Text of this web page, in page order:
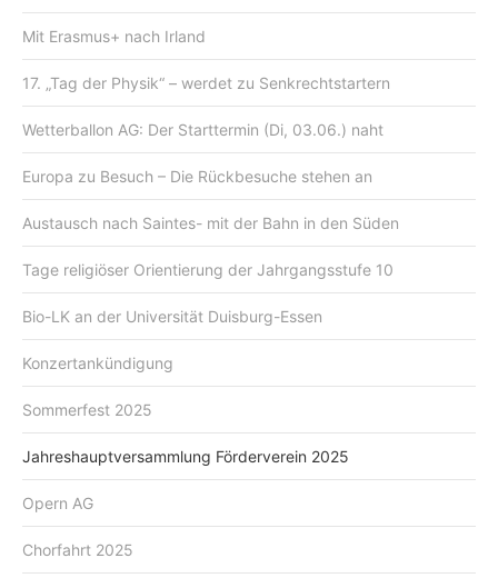
Mit Erasmus+ nach Irland
17. „Tag der Physik“ – werdet zu Senkrechtstartern
Wetterballon AG: Der Starttermin (Di, 03.06.) naht
Europa zu Besuch – Die Rückbesuche stehen an
Austausch nach Saintes- mit der Bahn in den Süden
Tage religiöser Orientierung der Jahrgangsstufe 10
Bio-LK an der Universität Duisburg-Essen
Konzertankündigung
Sommerfest 2025
Jahreshauptversammlung Förderverein 2025
Opern AG
Chorfahrt 2025